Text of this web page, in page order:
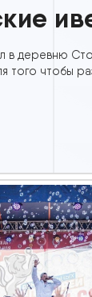
в деревню
того чтобы